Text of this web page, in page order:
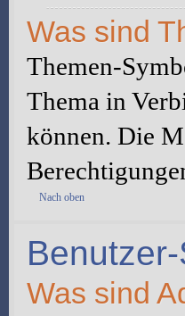
Was sind
Themen-
Thema in
können. Die
Nach oben
Was sind